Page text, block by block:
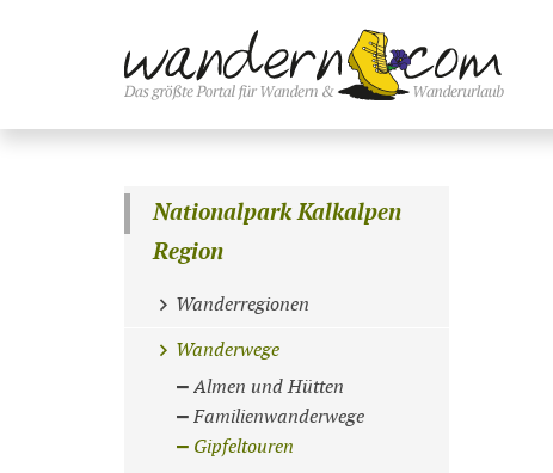
Nationalpark Kalkalpen
Region
Wanderregionen
Wanderwege
Almen und Hütten
Familienwanderwege
Gipfeltouren